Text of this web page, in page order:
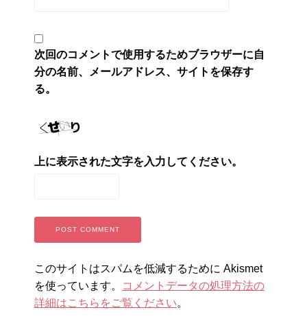
次回のコメントで使用するためブラウザーに自
分の名前、メールアドレス、サイトを保存す
る。
上に表示された文字を入力してください。
このサイトはスパムを低減するために Akismet
を使っています。
コメントデータの処理方法の
詳細はこちらをご覧ください。